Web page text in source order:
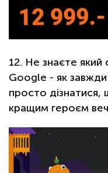
12. Не знаєте який
Google - як
просто дізнатися,
кращим героєм